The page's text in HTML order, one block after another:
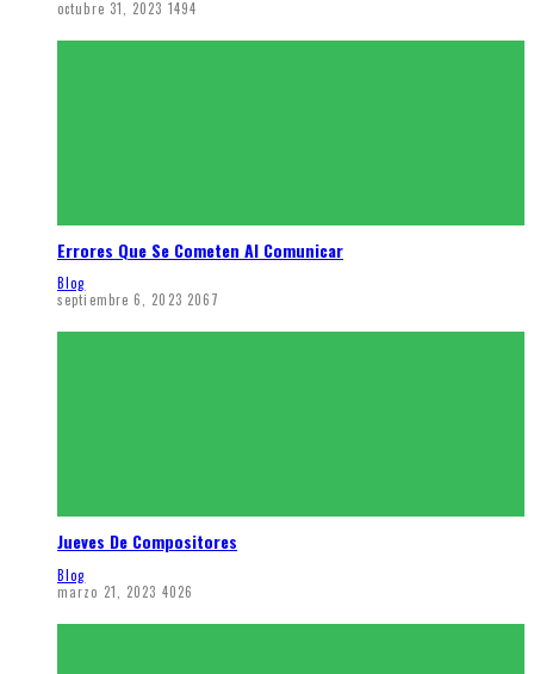
octubre 31, 2023 1494
Errores Que Se Cometen Al Comunicar
Blog
septiembre 6, 2023 2067
Jueves De Compositores
Blog
marzo 21, 2023 4026